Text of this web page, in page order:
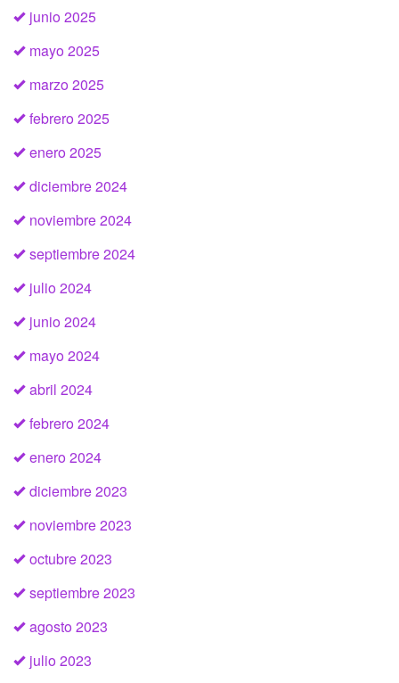
junio 2025
mayo 2025
marzo 2025
febrero 2025
enero 2025
diciembre 2024
noviembre 2024
septiembre 2024
julio 2024
junio 2024
mayo 2024
abril 2024
febrero 2024
enero 2024
diciembre 2023
noviembre 2023
octubre 2023
septiembre 2023
agosto 2023
julio 2023